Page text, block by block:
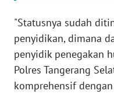
"Statusnya sudah
penyidikan, dimana
penyidik penegakan
Polres Tangerang
komprehensif
PEDOMAN
SIBER
REDAKSI